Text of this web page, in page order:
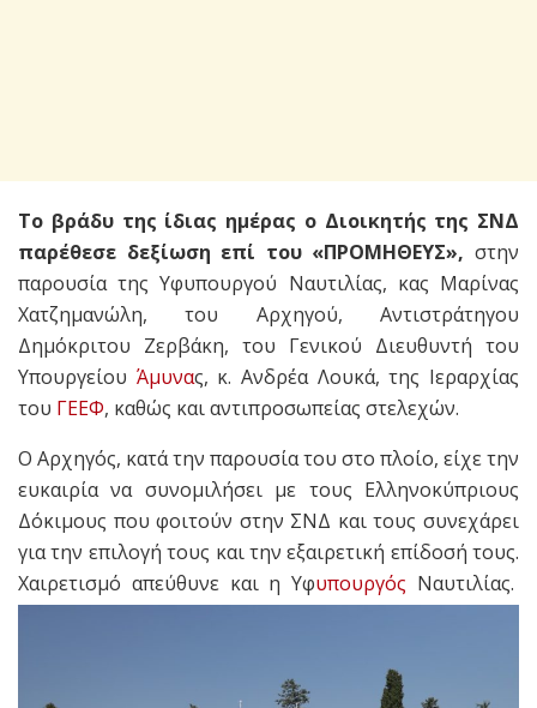
Το βράδυ της ίδιας ημέρας ο Διοικητής της ΣΝΔ
παρέθεσε δεξίωση επί του «ΠΡΟΜΗΘΕΥΣ», στην
παρουσία της Υφυπουργού Ναυτιλίας, κας Μαρίνας
Χατζημανώλη, του Αρχηγού, Αντιστράτηγου
Δημόκριτου Ζερβάκη, του Γενικού Διευθυντή του
Υπουργείου Άμυνας, κ. Ανδρέα Λουκά, της Ιεραρχίας
του ΓΕΕΦ, καθώς και αντιπροσωπείας στελεχών.
Ο Αρχηγός, κατά την παρουσία του στο πλοίο, είχε την
ευκαιρία να συνομιλήσει με τους Ελληνοκύπριους
Δόκιμους που φοιτούν στην ΣΝΔ και τους συνεχάρει
για την επιλογή τους και την εξαιρετική επίδοσή τους.
Χαιρετισμό απεύθυνε και η Υφυπουργός Ναυτιλίας.